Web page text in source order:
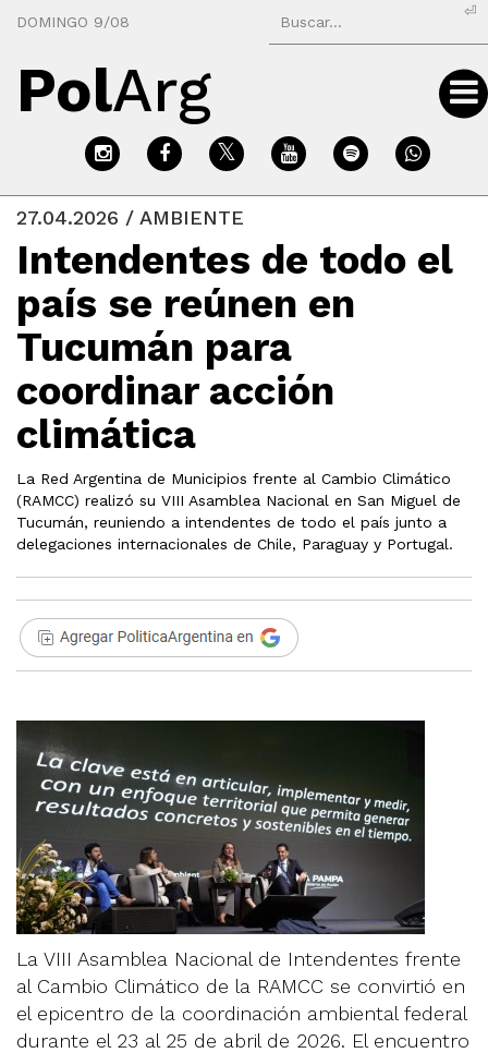
DOMINGO 9/08
⏎
PolArg
27.04.2026 / AMBIENTE
Intendentes de todo el
país se reúnen en
Tucumán para
coordinar acción
climática
La Red Argentina de Municipios frente al Cambio Climático
(RAMCC) realizó su VIII Asamblea Nacional en San Miguel de
Tucumán, reuniendo a intendentes de todo el país junto a
delegaciones internacionales de Chile, Paraguay y Portugal.
La VIII Asamblea Nacional de Intendentes frente
al Cambio Climático de la RAMCC se convirtió en
el epicentro de la coordinación ambiental federal
durante el 23 al 25 de abril de 2026. El encuentro